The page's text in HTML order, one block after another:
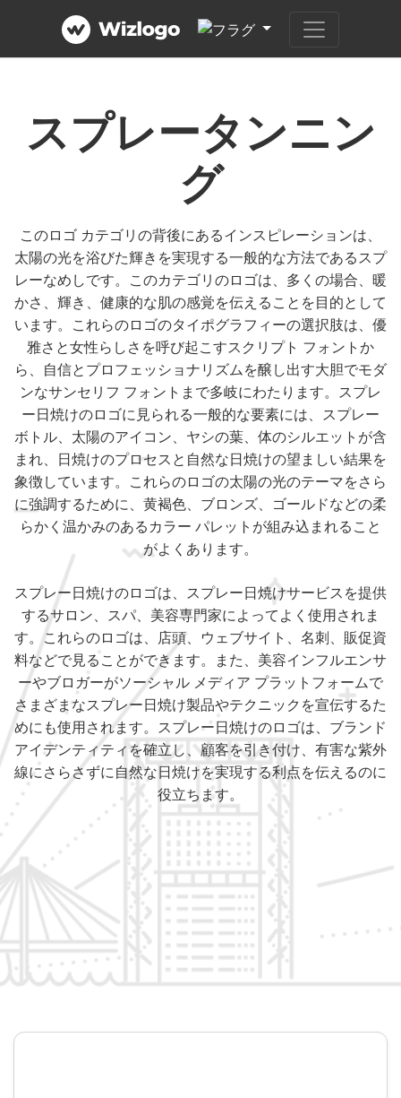
スプレータンニン
グ
このロゴ カテゴリの背後にあるインスピレーションは、
太陽の光を浴びた輝きを実現する一般的な方法であるスプ
レーなめしです。このカテゴリのロゴは、多くの場合、暖
かさ、輝き、健康的な肌の感覚を伝えることを目的として
います。これらのロゴのタイポグラフィーの選択肢は、優
雅さと女性らしさを呼び起こすスクリプト フォントか
ら、自信とプロフェッショナリズムを醸し出す大胆でモダ
ンなサンセリフ フォントまで多岐にわたります。スプレ
ー日焼けのロゴに見られる一般的な要素には、スプレー
ボトル、太陽のアイコン、ヤシの葉、体のシルエットが含
まれ、日焼けのプロセスと自然な日焼けの望ましい結果を
象徴しています。これらのロゴの太陽の光のテーマをさら
に強調するために、黄褐色、ブロンズ、ゴールドなどの柔
らかく温かみのあるカラー パレットが組み込まれること
がよくあります。
スプレー日焼けのロゴは、スプレー日焼けサービスを提供
するサロン、スパ、美容専門家によってよく使用されま
す。これらのロゴは、店頭、ウェブサイト、名刺、販促資
料などで見ることができます。また、美容インフルエンサ
ーやブロガーがソーシャル メディア プラットフォームで
さまざまなスプレー日焼け製品やテクニックを宣伝するた
めにも使用されます。スプレー日焼けのロゴは、ブランド
アイデンティティを確立し、顧客を引き付け、有害な紫外
線にさらさずに自然な日焼けを実現する利点を伝えるのに
役立ちます。